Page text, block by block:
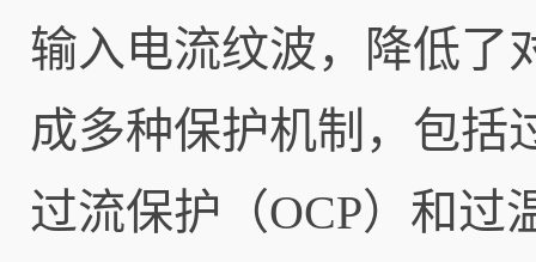
输入电流纹波，降低了
成多种保护机制，包括
过流保护（OCP）和过